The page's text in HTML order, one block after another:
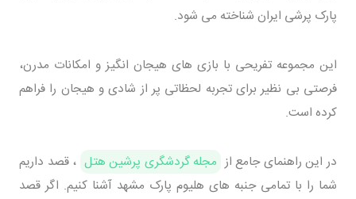
پارک پرشی ایران شناخته می شود.
این مجموعه تفریحی با بازی های هیجان انگیز و امکانات مدرن،
فرصتی بی نظیر برای تجربه لحظاتی پر از شادی و هیجان را فراهم
کرده است.
در این راهنمای جامع از مجله گردشگری پرشین هتل ، قصد داریم
شما را با تمامی جنبه های هلیوم پارک مشهد آشنا کنیم. اگر قصد